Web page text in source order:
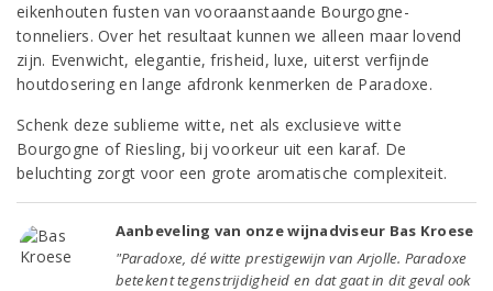
eikenhouten fusten van vooraanstaande Bourgogne-
tonneliers. Over het resultaat kunnen we alleen maar lovend
zijn. Evenwicht, elegantie, frisheid, luxe, uiterst verfijnde
houtdosering en lange afdronk kenmerken de Paradoxe.
Schenk deze sublieme witte, net als exclusieve witte
Bourgogne of Riesling, bij voorkeur uit een karaf. De
beluchting zorgt voor een grote aromatische complexiteit.
Aanbeveling van onze wijnadviseur Bas Kroese
"Paradoxe, dé witte prestigewijn van Arjolle. Paradoxe
betekent tegenstrijdigheid en dat gaat in dit geval ook